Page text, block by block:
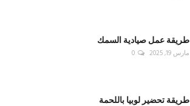
طريقة عمل صيادية السمك
مارس 19, 2025 0
طريقة تحضير لوبيا باللحمة